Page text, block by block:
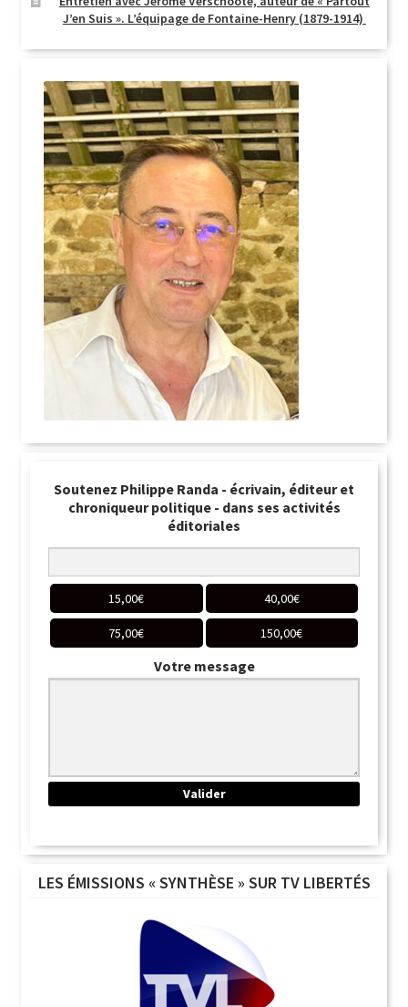
J’en Suis ». L’équipage de Fontaine-Henry (1879-1914)
Soutenez Philippe Randa - écrivain, éditeur et
chroniqueur politique - dans ses activités
éditoriales
15,00€ 40,00€
75,00€ 150,00€
Votre message
LES ÉMISSIONS « SYNTHÈSE » SUR TV LIBERTÉS